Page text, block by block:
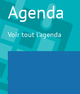
Agenda
Voir tout l'agenda